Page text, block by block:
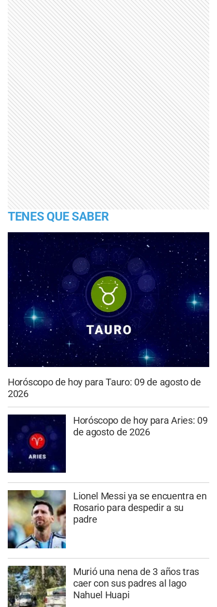
TENES QUE SABER
Horóscopo de hoy para Tauro: 09 de agosto de
2026
Horóscopo de hoy para Aries: 09
de agosto de 2026
Lionel Messi ya se encuentra en
Rosario para despedir a su
padre
Murió una nena de 3 años tras
caer con sus padres al lago
Nahuel Huapi